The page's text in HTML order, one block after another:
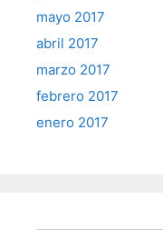
mayo 2017
abril 2017
marzo 2017
febrero 2017
enero 2017